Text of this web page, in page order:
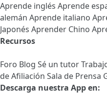
Aprende inglés Aprende
alemán Aprende italiano
Japonés Aprender Chino
Recursos
Foro Blog Sé un tutor
de Afiliación Sala de Prensa
Descarga nuestra App en: